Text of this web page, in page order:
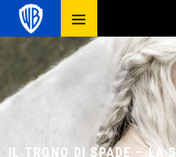
IL TRONO DI SPADE – LA